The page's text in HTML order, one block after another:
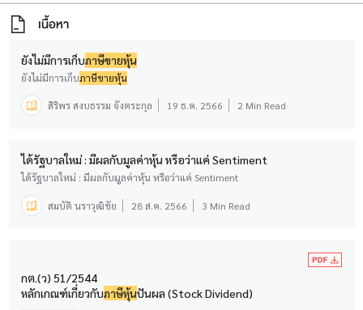
เนื้อหา
ยังไม่มีการเก็บภาษีขายหุ้น
ยังไม่มีการเก็บภาษีขายหุ้น
สิริพร สงบธรรม จังตระกุล 19 ธ.ค. 2566 2 Min Read
ได้รัฐบาลใหม่ : มีผลกับมูลค่าหุ้น หรือว่าแค่ Sentiment
ได้รัฐบาลใหม่ : มีผลกับมูลค่าหุ้น หรือว่าแค่ Sentiment
สมบัติ นราวุฒิชัย 28 ส.ค. 2566 3 Min Read
กต.(ว) 51/2544
หลักเกณฑ์เกี่ยวกับภาษีหุ้นปันผล (Stock Dividend)